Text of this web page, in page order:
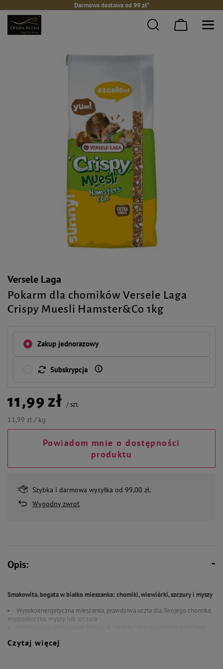
Darmowa dostawa od 99 zł*
Versele Laga
Pokarm dla chomików Versele Laga
Crispy Muesli Hamster&Co 1kg
Zakup jednorazowy
Subskrypcja
11,99 zł /szt.
11,99 zł / kg
Powiadom mnie o dostępności
produktu
Szybka i darmowa wysyłka od 99,00 zł.
Wygodny zwrot
Opis:
Smakowita, bogata w białko mieszanka: chomiki, wiewiórki, szczury i myszy
Wysokoenergetyczna mieszanka, prawdziwa uczta dla Twojego chomika,
myszoskoczka, myszy lub szczura
Łatwa w użyciu dzięki opakowaniu z możliwością wielokrotnego
Czytaj więcej